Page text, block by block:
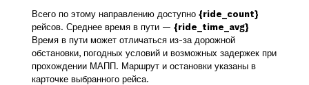
Всего по этому направлению доступно {ride_count}
рейсов. Среднее время в пути — {ride_time_avg}
Время в пути может отличаться из-за дорожной
обстановки, погодных условий и возможных задержек при
прохождении МАПП. Маршрут и остановки указаны в
карточке выбранного рейса.